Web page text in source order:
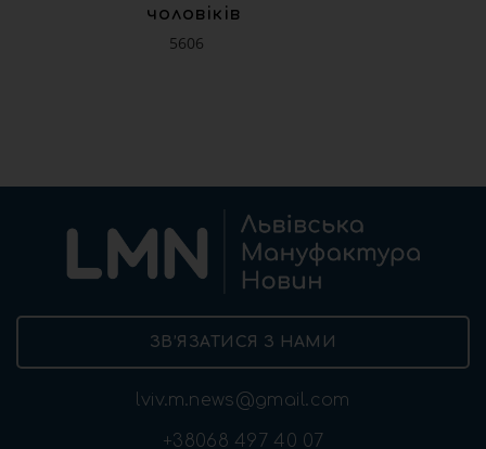
чоловіків
5606
ЗВ’ЯЗАТИСЯ З НАМИ
lviv.m.news@gmail.com
+38068 497 40 07